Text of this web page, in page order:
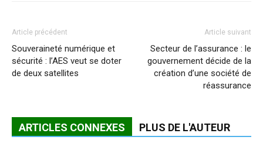
Article précédent
Souveraineté numérique et
sécurité : l’AES veut se doter
de deux satellites
Article suivant
Secteur de l’assurance : le
gouvernement décide de la
création d’une société de
réassurance
ARTICLES CONNEXES PLUS DE L'AUTEUR